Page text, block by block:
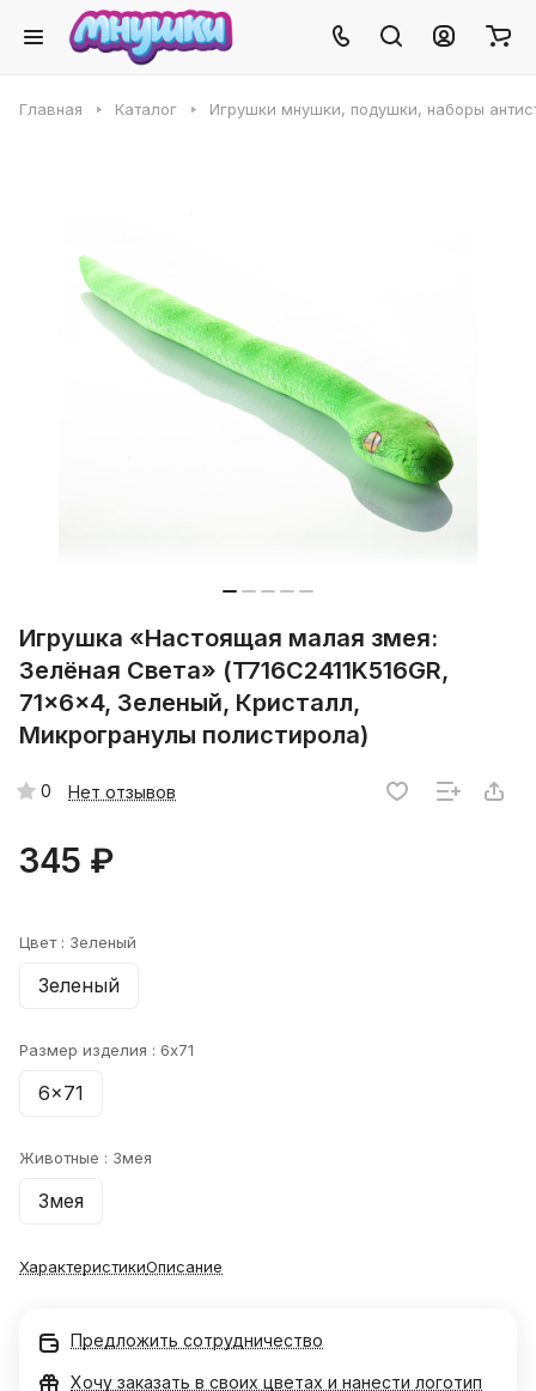
Главная Каталог Игрушки мнушки, подушки, наборы
Игрушка «Настоящая малая змея:
Зелёная Света» (T716C2411K516GR,
71x6x4, Зеленый, Кристалл,
Микрогранулы полистирола)
0 Нет отзывов
345 ₽
Цвет : Зеленый
Зеленый
Размер изделия : 6x71
6x71
Животные : Змея
Змея
ХарактеристикиОписание
Предложить сотрудничество
Хочу заказать в своих цветах и нанести логотип